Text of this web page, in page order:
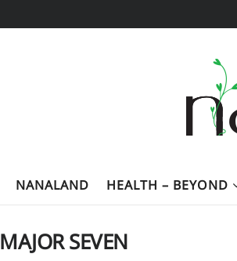
NANALAND HEALTH – BEYOND
MAJOR SEVEN